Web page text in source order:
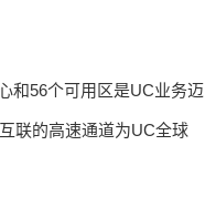
和56个可用区是UC业务迈
联的高速通道为UC全球